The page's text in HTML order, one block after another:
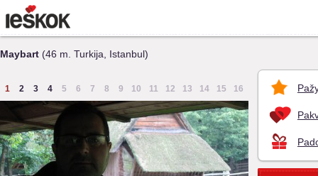
Maybart (46 m. Turkija, Istanbul)
1 2 3 4 5 6 7 8 9 10 11 12 13 14 15 16